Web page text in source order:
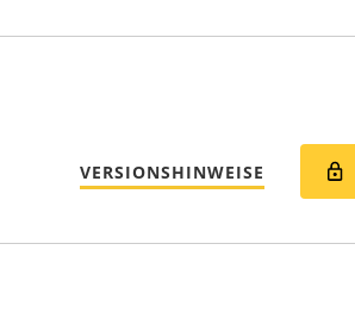
VERSIONSHINWEISE